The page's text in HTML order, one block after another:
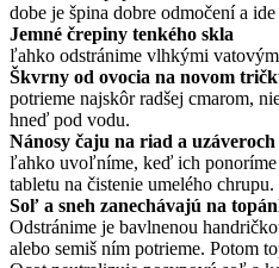
dobe je špina dobre odmočení a
Jemné črepiny tenkého skla
ľahko odstránime vlhkými
Škvrny od ovocia na novom
potrieme najskôr radšej cmarom,
hneď pod vodu.
Nánosy čaju na riad a
ľahko uvoľníme, keď ich
tabletu na čistenie umelého chrupu.
Soľ a sneh zanechávajú na
Odstránime je bavlnenou
alebo semiš ním potrieme. Potom